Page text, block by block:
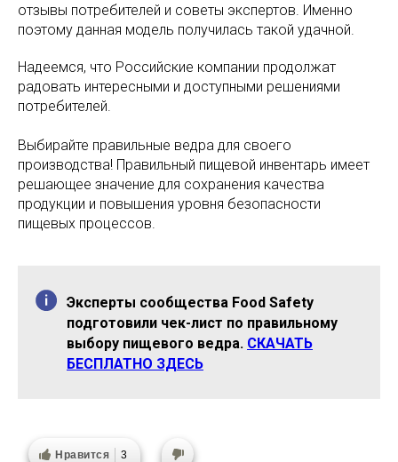
отзывы потребителей и советы экспертов. Именно
поэтому данная модель получилась такой удачной.
Надеемся, что Российские компании продолжат
радовать интересными и доступными решениями
потребителей.
Выбирайте правильные ведра для своего
производства! Правильный пищевой инвентарь имеет
решающее значение для сохранения качества
продукции и повышения уровня безопасности
пищевых процессов.
Эксперты сообщества Food Safety
подготовили чек-лист по правильному
выбору пищевого ведра. СКАЧАТЬ
БЕСПЛАТНО ЗДЕСЬ
Нравится 3